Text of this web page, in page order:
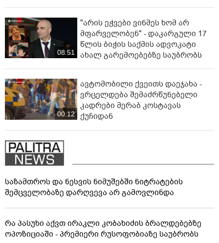
08:51
"არის ეჭვები ვინმეს ხომ არ
მფარველობენ" - დაკარგული 17
წლის ბიჭის საქმის ადვოკატი
ახალ გარემოებებზე საუბრობს
00:12
ავტომობილი ქვეითს დაეჯახა -
ვრცელდება შემაძრწუნებელი
კადრები მერაბ კოსტავას
ქუჩიდან
საზამთროს და ნესვის ნიმუშებში ნიტრატების
შემცველობაზე დარღვევა არ გამოვლინდა
რა პასუხი აქვთ ირაკლი კობახიძის ბრალდებებზე
ოპოზიციაში - პრემიერი რუსოფობიაზე საუბრობს